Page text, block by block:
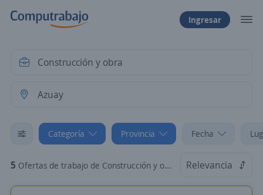
Ingresar
Categoría Provincia Fecha
5 Ofertas de trabajo de Construcción y obra en Azuay Relevancia